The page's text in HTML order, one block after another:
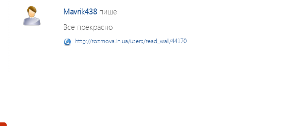
Mavrik438 пише
Все прекрасно
http://rozmova.in.ua/users/read_wall/44170